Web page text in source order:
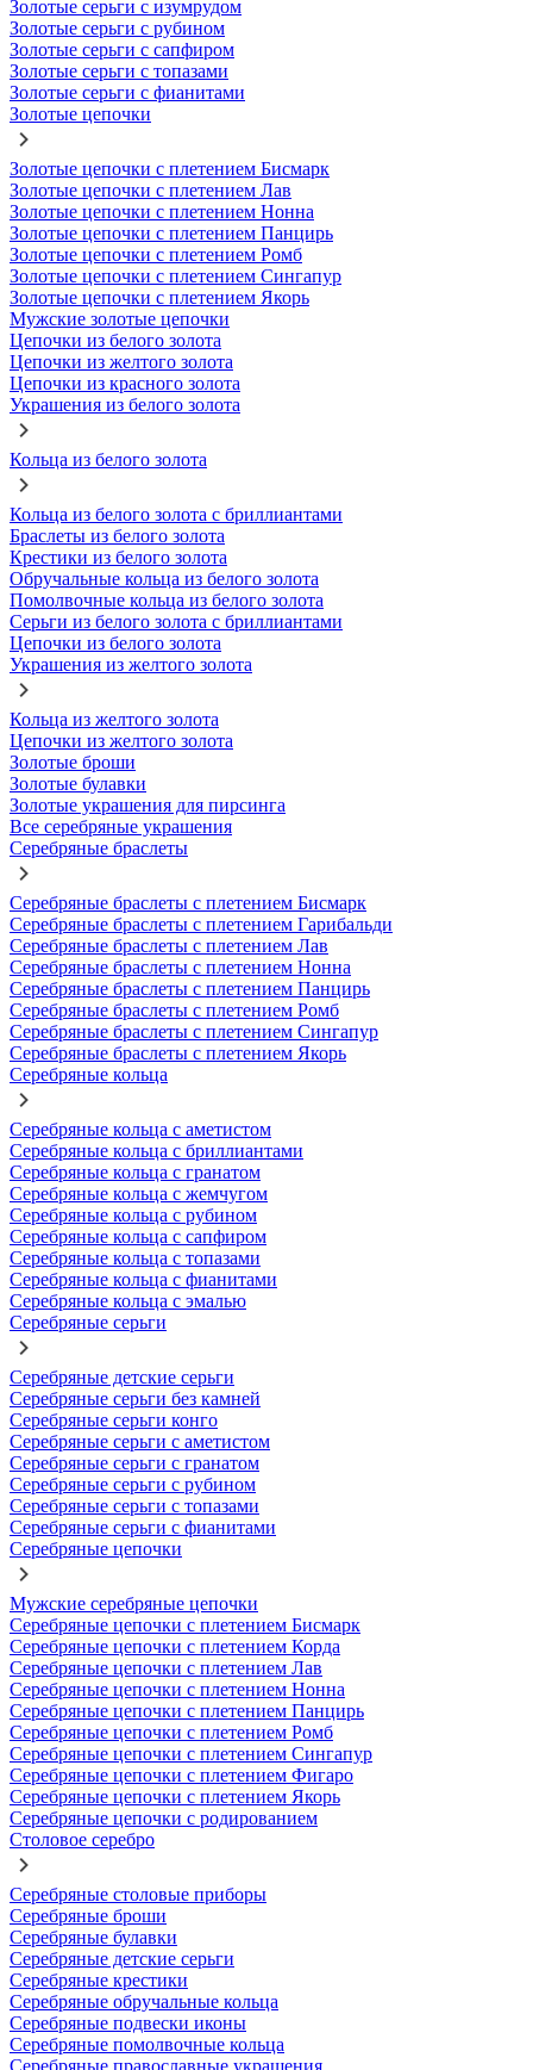
Золотые серьги с изумрудом
Золотые серьги с рубином
Золотые серьги с сапфиром
Золотые серьги с топазами
Золотые серьги с фианитами
Золотые цепочки
Золотые цепочки с плетением Бисмарк
Золотые цепочки с плетением Лав
Золотые цепочки с плетением Нонна
Золотые цепочки с плетением Панцирь
Золотые цепочки с плетением Ромб
Золотые цепочки с плетением Сингапур
Золотые цепочки с плетением Якорь
Мужские золотые цепочки
Цепочки из белого золота
Цепочки из желтого золота
Цепочки из красного золота
Украшения из белого золота
Кольца из белого золота
Кольца из белого золота с бриллиантами
Браслеты из белого золота
Крестики из белого золота
Обручальные кольца из белого золота
Помолвочные кольца из белого золота
Серьги из белого золота с бриллиантами
Цепочки из белого золота
Украшения из желтого золота
Кольца из желтого золота
Цепочки из желтого золота
Золотые броши
Золотые булавки
Золотые украшения для пирсинга
Все серебряные украшения
Серебряные браслеты
Серебряные браслеты с плетением Бисмарк
Серебряные браслеты с плетением Гарибальди
Серебряные браслеты с плетением Лав
Серебряные браслеты с плетением Нонна
Серебряные браслеты с плетением Панцирь
Серебряные браслеты с плетением Ромб
Серебряные браслеты с плетением Сингапур
Серебряные браслеты с плетением Якорь
Серебряные кольца
Серебряные кольца с аметистом
Серебряные кольца с бриллиантами
Серебряные кольца с гранатом
Серебряные кольца с жемчугом
Серебряные кольца с рубином
Серебряные кольца с сапфиром
Серебряные кольца с топазами
Серебряные кольца с фианитами
Серебряные кольца с эмалью
Серебряные серьги
Серебряные детские серьги
Серебряные серьги без камней
Серебряные серьги конго
Серебряные серьги с аметистом
Серебряные серьги с гранатом
Серебряные серьги с рубином
Серебряные серьги с топазами
Серебряные серьги с фианитами
Серебряные цепочки
Мужские серебряные цепочки
Серебряные цепочки с плетением Бисмарк
Серебряные цепочки с плетением Корда
Серебряные цепочки с плетением Лав
Серебряные цепочки с плетением Нонна
Серебряные цепочки с плетением Панцирь
Серебряные цепочки с плетением Ромб
Серебряные цепочки с плетением Сингапур
Серебряные цепочки с плетением Фигаро
Серебряные цепочки с плетением Якорь
Серебряные цепочки с родированием
Столовое серебро
Серебряные столовые приборы
Серебряные броши
Серебряные булавки
Серебряные детские серьги
Серебряные крестики
Серебряные обручальные кольца
Серебряные подвески иконы
Серебряные помолвочные кольца
Серебряные православные украшения